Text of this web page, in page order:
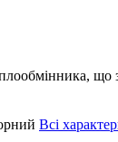
що
Всі